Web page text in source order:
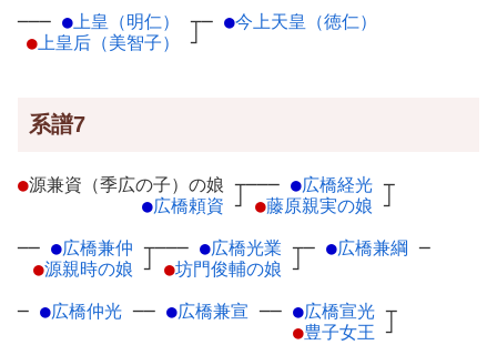
─── ●上皇（明仁）
┬
●上皇后（美智子） ┘
─ ●今上天皇（徳仁）
系譜7
●源兼資（季広の子）の娘 ┬
●広橋頼資 ┘
─── ●広橋経光 ┬
●藤原親実の娘 ┘
── ●広橋兼仲 ┬
●源親時の娘 ┘
─── ●広橋光業 ┬
●坊門俊輔の娘 ┘
─ ●広橋兼綱 ─
─ ●広橋仲光 ── ●広橋兼宣 ── ●広橋宣光 ┬
●豊子女王 ┘